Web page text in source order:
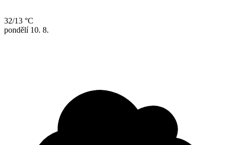
32/13 °C
pondělí 10. 8.